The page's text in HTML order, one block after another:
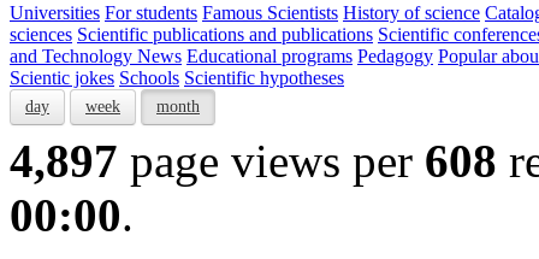
Universities For students Famous Scientists History of science
sciences Scientific publications and publications Scientific
and Technology News Educational programs Pedagogy Popular
Scientic jokes Schools Scientific hypotheses
day week month
4,897 page views per 608
00:00.